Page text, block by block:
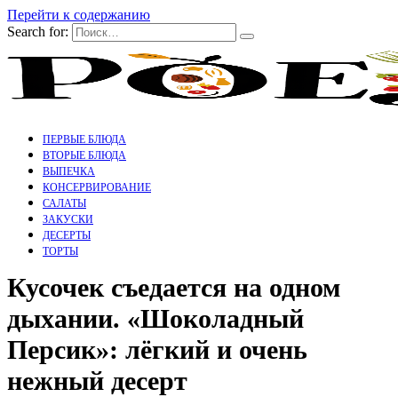
Перейти к содержанию
Search for:
ПЕРВЫЕ БЛЮДА
ВТОРЫЕ БЛЮДА
ВЫПЕЧКА
КОНСЕРВИРОВАНИЕ
САЛАТЫ
ЗАКУСКИ
ДЕСЕРТЫ
ТОРТЫ
Кусочек съедается на одном
дыхании. «Шоколадный
Персик»: лёгкий и очень
нежный десерт